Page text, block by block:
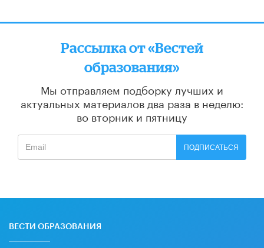
Рассылка от «Вестей
образования»
Мы отправляем подборку лучших и
актуальных материалов два раза в неделю:
во вторник и пятницу
ПОДПИСАТЬСЯ
ВЕСТИ ОБРАЗОВАНИЯ